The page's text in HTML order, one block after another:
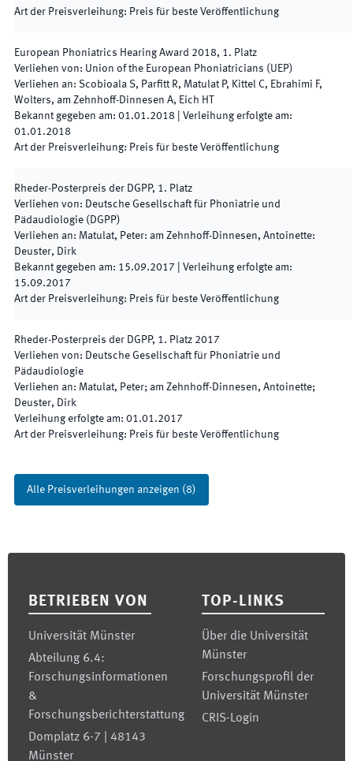
Art der Preisverleihung: Preis für beste Veröffentlichung
European Phoniatrics Hearing Award 2018, 1. Platz
Verliehen von: Union of the European Phoniatricians (UEP)
Verliehen an: Scobioala S, Parfitt R, Matulat P, Kittel C, Ebrahimi F,
Wolters, am Zehnhoff-Dinnesen A, Eich HT
Bekannt gegeben am: 01.01.2018 Verleihung erfolgte am:
01.01.2018
Art der Preisverleihung: Preis für beste Veröffentlichung
Rheder-Posterpreis der DGPP, 1. Platz
Verliehen von: Deutsche Gesellschaft für Phoniatrie und
Pädaudiologie (DGPP)
Verliehen an: Matulat, Peter: am Zehnhoff-Dinnesen, Antoinette:
Deuster, Dirk
Bekannt gegeben am: 15.09.2017 Verleihung erfolgte am:
15.09.2017
Art der Preisverleihung: Preis für beste Veröffentlichung
Rheder-Posterpreis der DGPP, 1. Platz 2017
Verliehen von: Deutsche Gesellschaft für Phoniatrie und
Pädaudiologie
Verliehen an: Matulat, Peter; am Zehnhoff-Dinnesen, Antoinette;
Deuster, Dirk
Verleihung erfolgte am: 01.01.2017
Art der Preisverleihung: Preis für beste Veröffentlichung
Alle Preisverleihungen anzeigen (8)
BETRIEBEN VON
Universität Münster
Abteilung 6.4:
Forschungsinformationen
&
Forschungsberichterstattung
Domplatz 6-7 | 48143
Münster
TOP-LINKS
Über die Universität
Münster
Forschungsprofil der
Universität Münster
CRIS-Login